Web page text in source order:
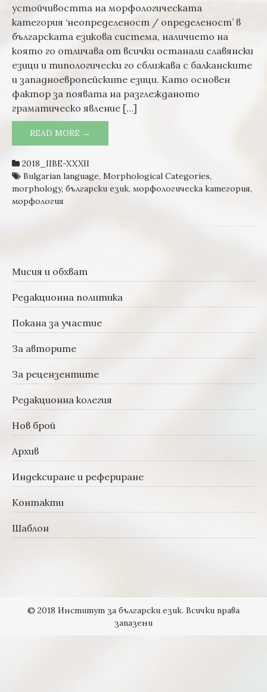
от
развой,
устойчивостта на морфологическата
категория ‘неопределеност / определеност’ в
българската езикова система, наличието на
която го отличава от всички останали славянски
езици и типологически го сближава с балканските
и западноевропейските езици. Като основен
фактор за появата на разглежданото
граматическо явление […]
READ MORE →
КАТЕГОРИЯ ‘НЕОПРЕДЕЛЕНОСТ/
ЕЗИКОВА СИСТЕМА ОТ ГЛЕДНА ТОЧКА
НА ВЪЗНИКВАНЕ, РАЗВОЙ,
УСТОЙЧИВОСТ И СПЕЦИФИКА НА
2018_IIBE-XXXII
Bulgarian language, Morphological Categories,
morphology, български език, морфологическа категория,
морфология
Мисия и обхват
Редакционна политика
Покана за участие
За авторите
За рецензентите
Редакционна колегия
Нов брой
Архив
Индексиране и рефериране
Контакти
Шаблон
© 2018 Институт за български език. Всички права
запазени